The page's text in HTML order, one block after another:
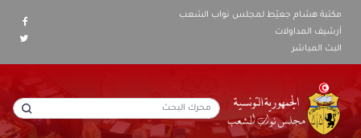
مكتبة هشام جعيّط لمجلس نواب الشعب
أرشيف المداولات
البث المباشر